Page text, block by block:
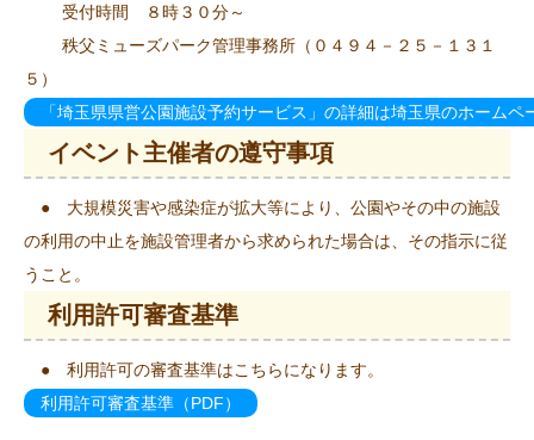
受付時間 ８時３０分～
秩父ミューズパーク管理事務所（０４９４－２５－１３１
５）
「埼玉県県営公園施設予約サービス」の詳細は埼玉県のホーム
イベント主催者の遵守事項
● 大規模災害や感染症が拡大等により、公園やその中の施設
の利用の中止を施設管理者から求められた場合は、その指示に従
うこと。
利用許可審査基準
● 利用許可の審査基準はこちらになります。
利用許可審査基準（PDF）